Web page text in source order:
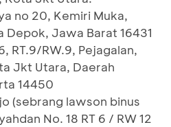
no 20, Kemiri Muka,
Depok, Jawa Barat 16431
RT.9/RW.9, Pejagalan,
Jkt Utara, Daerah
14450
(sebrang lawson binus
No. 18 RT 6 / RW 12